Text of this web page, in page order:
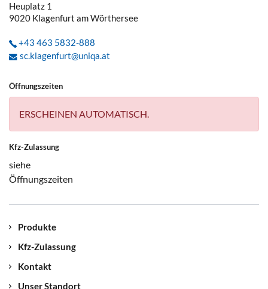
Heuplatz 1
9020 Klagenfurt am Wörthersee
+43 463 5832-888
sc.klagenfurt@uniqa.at
Öffnungszeiten
ERSCHEINEN AUTOMATISCH.
Kfz-Zulassung
siehe
Öffnungszeiten
Produkte
Kfz-Zulassung
Kontakt
Unser Standort